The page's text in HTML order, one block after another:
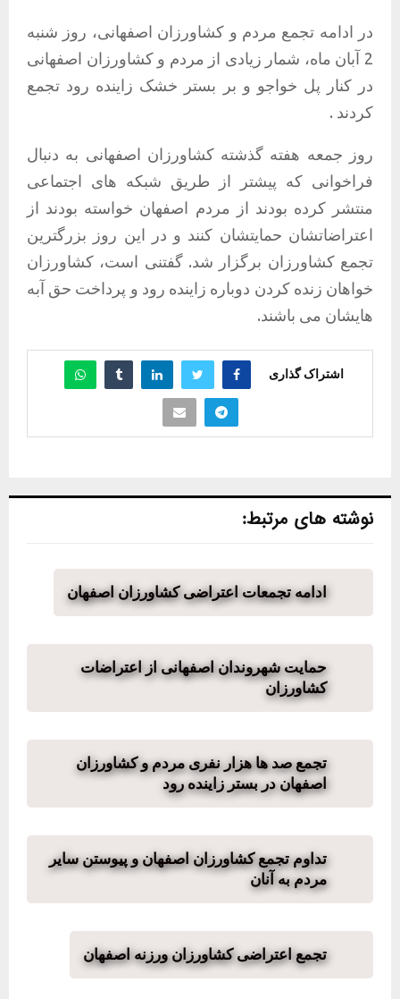
در ادامه تجمع مردم و کشاورزان اصفهانی، روز شنبه
2 آبان ماه، شمار زیادی از مردم و کشاورزان اصفهانی
در کنار پل خواجو و بر بستر خشک زاینده رود تجمع
کردند .
روز جمعه هفته گذشته کشاورزان اصفهانی به دنبال
فراخوانی که پیشتر از طریق شبکه های اجتماعی
منتشر کرده بودند از مردم اصفهان خواسته بودند از
اعتراضاتشان حمایتشان کنند و در این روز بزرگترین
تجمع کشاورزان برگزار شد. گفتنی است، کشاورزان
خواهان زنده کردن دوباره زاینده رود و پرداخت حق آبه
هایشان می باشند.
اشتراک گذاری
نوشته های مرتبط:
ادامه تجمعات اعتراضی کشاورزان اصفهان
حمایت شهروندان اصفهانی از اعتراضات
کشاورزان
تجمع صد ها هزار نفری مردم و کشاورزان
اصفهان در بستر زاینده رود
تداوم تجمع کشاورزان اصفهان و پیوستن سایر
مردم به آنان
تجمع اعتراضی کشاورزان ورزنه اصفهان